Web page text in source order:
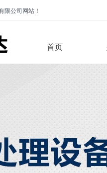
限公司网站！
首页